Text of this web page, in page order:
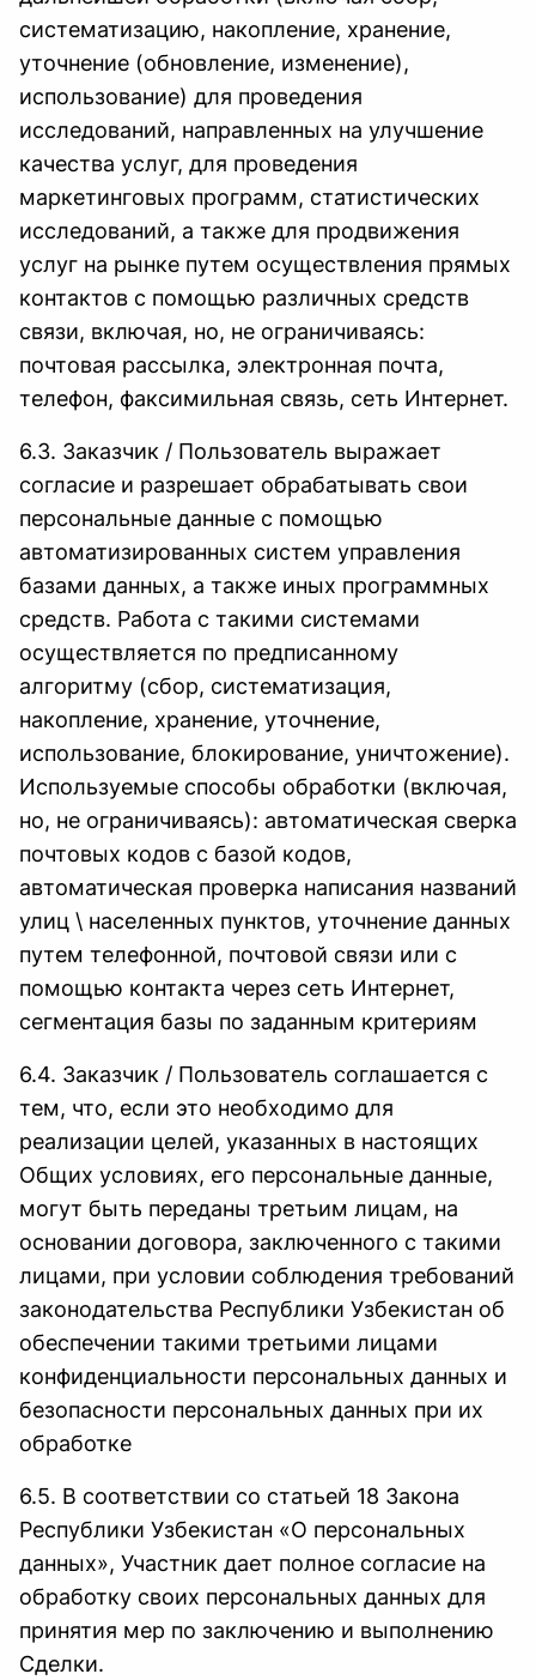
систематизацию, накопление, хранение,
уточнение (обновление, изменение),
использование) для проведения
исследований, направленных на улучшение
качества услуг, для проведения
маркетинговых программ, статистических
исследований, а также для продвижения
услуг на рынке путем осуществления прямых
контактов с помощью различных средств
связи, включая, но, не ограничиваясь:
почтовая рассылка, электронная почта,
телефон, факсимильная связь, сеть Интернет.
6.3. Заказчик / Пользователь выражает
согласие и разрешает обрабатывать свои
персональные данные с помощью
автоматизированных систем управления
базами данных, а также иных программных
средств. Работа с такими системами
осуществляется по предписанному
алгоритму (сбор, систематизация,
накопление, хранение, уточнение,
использование, блокирование, уничтожение).
Используемые способы обработки (включая,
но, не ограничиваясь): автоматическая сверка
почтовых кодов с базой кодов,
автоматическая проверка написания названий
улиц \ населенных пунктов, уточнение данных
путем телефонной, почтовой связи или с
помощью контакта через сеть Интернет,
сегментация базы по заданным критериям
6.4. Заказчик / Пользователь соглашается с
тем, что, если это необходимо для
реализации целей, указанных в настоящих
Общих условиях, его персональные данные,
могут быть переданы третьим лицам, на
основании договора, заключенного с такими
лицами, при условии соблюдения требований
законодательства Республики Узбекистан об
обеспечении такими третьими лицами
конфиденциальности персональных данных и
безопасности персональных данных при их
обработке
6.5. В соответствии со статьей 18 Закона
Республики Узбекистан «О персональных
данных», Участник дает полное согласие на
обработку своих персональных данных для
принятия мер по заключению и выполнению
Сделки.